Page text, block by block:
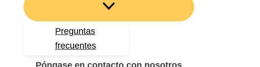
Preguntas
frecuentes
Póngase en contacto con nosotros